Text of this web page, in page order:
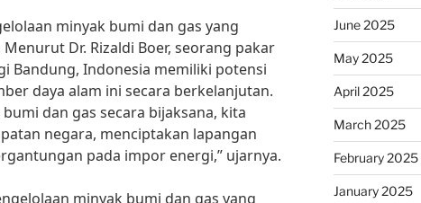
minyak bumi dan gas yang
Dr. Rizaldi Boer, seorang pakar
Bandung, Indonesia memiliki potensi
daya alam ini secara berkelanjutan.
dan gas secara bijaksana, kita
negara, menciptakan lapangan
pada impor energi,” ujarnya.
minyak bumi dan gas yang
June 2025
May 2025
April 2025
March 2025
February 2025
January 2025